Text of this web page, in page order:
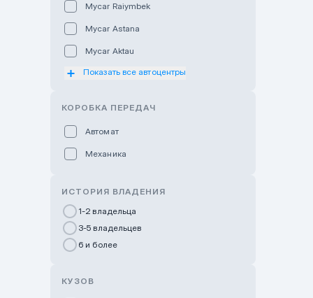
Mycar Raiymbek
Mycar Astana
Mycar Aktau
Mycar Uralsk
GWM Nurly Zhol
Chery Astana
Показать все автоцентры
КОРОБКА ПЕРЕДАЧ
Автомат
Механика
ИСТОРИЯ ВЛАДЕНИЯ
1-2 владельца
3-5 владельцев
6 и более
КУЗОВ